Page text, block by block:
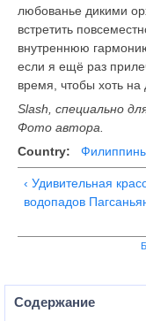
любованье дикими
встретить
внутреннюю
если я ещё раз
время, чтобы хоть на
Slash, специально
Фото автора.
Country:
‹ Удивительная
водопадов
Содержание